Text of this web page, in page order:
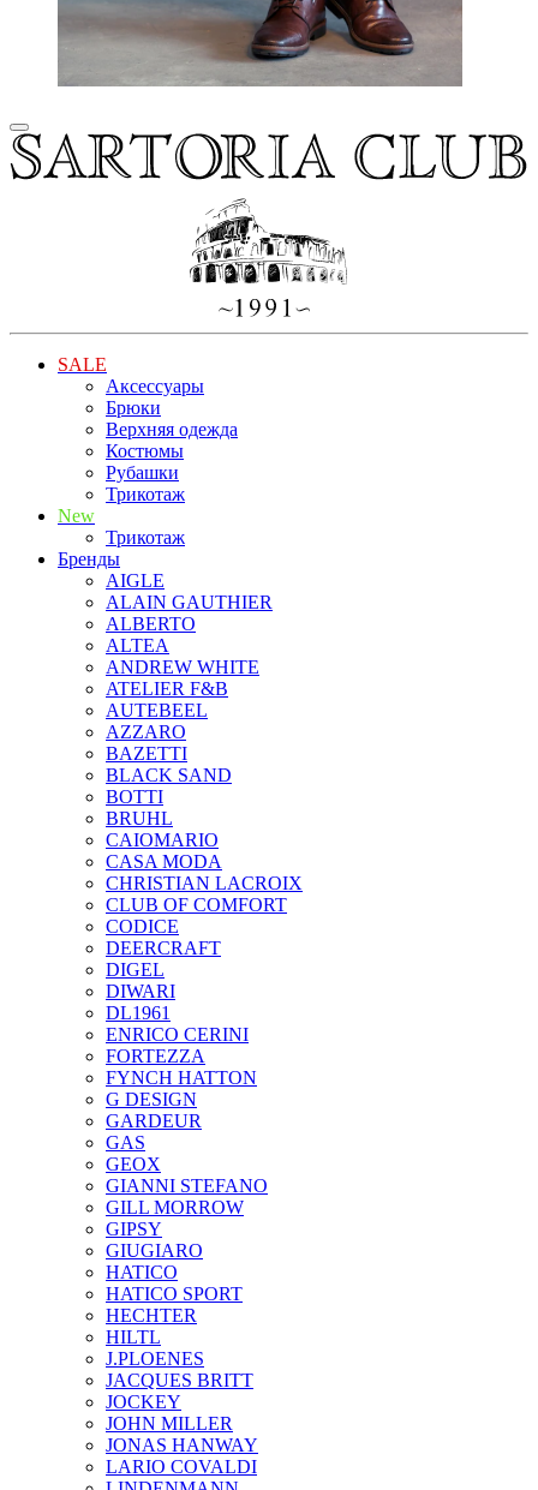
SALE
Аксессуары
Брюки
Верхняя одежда
Костюмы
Рубашки
Трикотаж
New
Трикотаж
Бренды
AIGLE
ALAIN GAUTHIER
ALBERTO
ALTEA
ANDREW WHITE
ATELIER F&B
AUTEBEEL
AZZARO
BAZETTI
BLACK SAND
BOTTI
BRUHL
CAIOMARIO
CASA MODA
CHRISTIAN LACROIX
CLUB OF COMFORT
CODICE
DEERCRAFT
DIGEL
DIWARI
DL1961
ENRICO CERINI
FORTEZZA
FYNCH HATTON
G DESIGN
GARDEUR
GAS
GEOX
GIANNI STEFANO
GILL MORROW
GIPSY
GIUGIARO
HATICO
HATICO SPORT
HECHTER
HILTL
J.PLOENES
JAСQUES BRITT
JOCKEY
JOHN MILLER
JONAS HANWAY
LARIO COVALDI